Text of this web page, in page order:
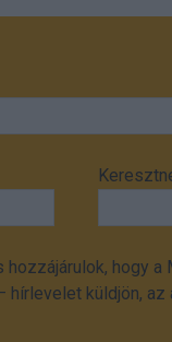
hogy
küldjön,